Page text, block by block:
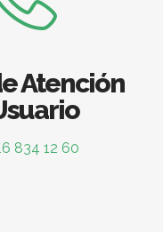
Atención
834 12 60